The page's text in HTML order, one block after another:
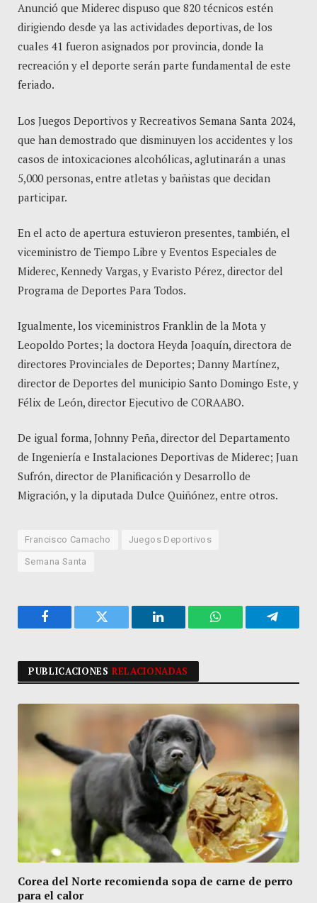
Anunció que Miderec dispuso que 820 técnicos estén
dirigiendo desde ya las actividades deportivas, de los
cuales 41 fueron asignados por provincia, donde la
recreación y el deporte serán parte fundamental de este
feriado.
Los Juegos Deportivos y Recreativos Semana Santa 2024,
que han demostrado que disminuyen los accidentes y los
casos de intoxicaciones alcohólicas, aglutinarán a unas
5,000 personas, entre atletas y bañistas que decidan
participar.
En el acto de apertura estuvieron presentes, también, el
viceministro de Tiempo Libre y Eventos Especiales de
Miderec, Kennedy Vargas, y Evaristo Pérez, director del
Programa de Deportes Para Todos.
Igualmente, los viceministros Franklin de la Mota y
Leopoldo Portes; la doctora Heyda Joaquín, directora de
directores Provinciales de Deportes; Danny Martínez,
director de Deportes del municipio Santo Domingo Este, y
Félix de León, director Ejecutivo de CORAABO.
De igual forma, Johnny Peña, director del Departamento
de Ingeniería e Instalaciones Deportivas de Miderec; Juan
Sufrón, director de Planificación y Desarrollo de
Migración, y la diputada Dulce Quiñónez, entre otros.
Francisco Camacho Juegos Deportivos
Semana Santa
Facebook Twitter LinkedIn WhatsApp
PUBLICACIONESRELACIONADAS
Corea del Norte recomienda sopa de carne de perro
para el calor